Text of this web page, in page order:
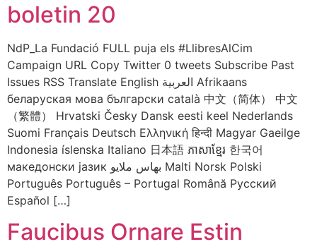
boletin 20
NdP_La Fundació FULL puja els #LlibresAlCim
Campaign URL Copy Twitter 0 tweets Subscribe Past
Issues RSS Translate English العربية Afrikaans
беларуская мова български català 中文（简体） 中文
（繁體） Hrvatski Česky Dansk eesti keel Nederlands
Suomi Français Deutsch Ελληνική हिन्दी Magyar Gaeilge
Indonesia íslenska Italiano 日本語 ភាសាខ្មែរ 한국어
македонски јазик بهاس ملايو Malti Norsk Polski
Português Português – Portugal Română Русский
Español […]
Faucibus Ornare Estin